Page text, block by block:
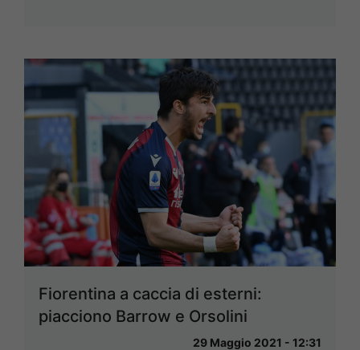
Fiorentina a caccia di esterni:
piacciono Barrow e Orsolini
29 Maggio 2021 - 12:31